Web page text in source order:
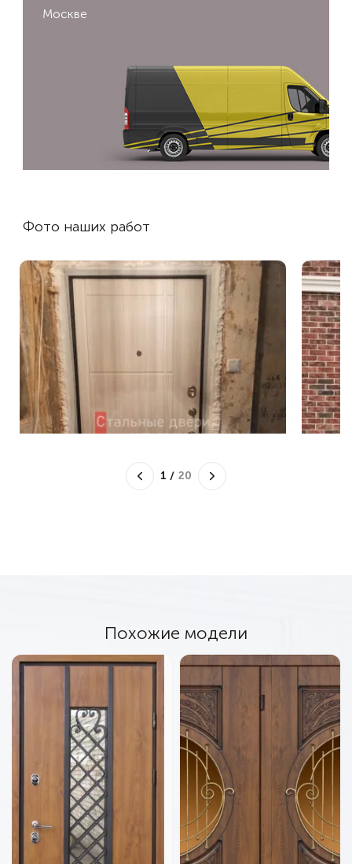
Москве
Фото наших работ
1 / 20
Похожие модели